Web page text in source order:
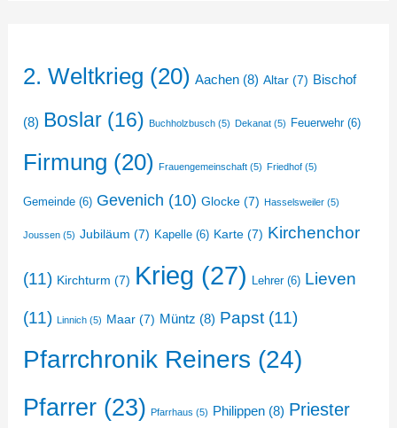
2. Weltkrieg (20) Aachen (8) Altar (7) Bischof
(8) Boslar (16) Buchholzbusch (5) Dekanat (5) Feuerwehr(6)
Firmung (20) Frauengemeinschaft (5) Friedhof (5)
Gemeinde (6) Gevenich (10) Glocke (7) Hasselsweiler (5)
Joussen (5) Jubiläum (7) Kapelle (6) Karte (7) Kirchenchor
(11) Kirchturm (7) Krieg (27) Lehrer(6) Lieven
(11) Linnich (5) Maar (7) Müntz (8) Papst (11)
Pfarrchronik Reiners (24)
Pfarrer (23) Pfarrhaus (5) Philippen (8) Priester